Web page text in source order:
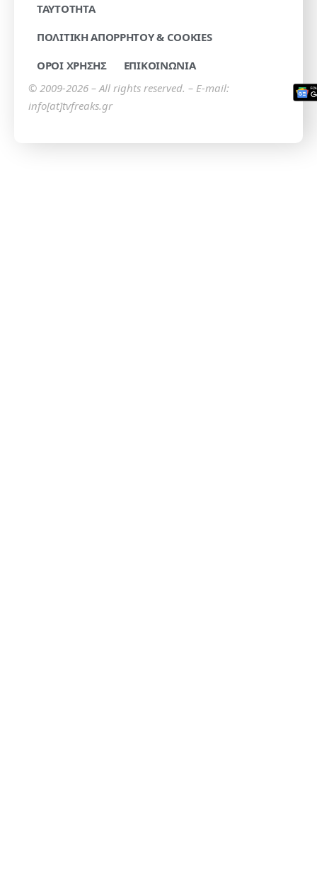
TAYTOTHTA
ΠΟΛΙΤΙΚΗ ΑΠΟΡΡΗΤΟΥ & COOKIES
ΟΡΟΙ ΧΡΗΣΗΣ
ΕΠΙΚΟΙΝΩΝΙΑ
© 2009-2026 – All rights reserved. – E-mail:
info[at]tvfreaks.gr